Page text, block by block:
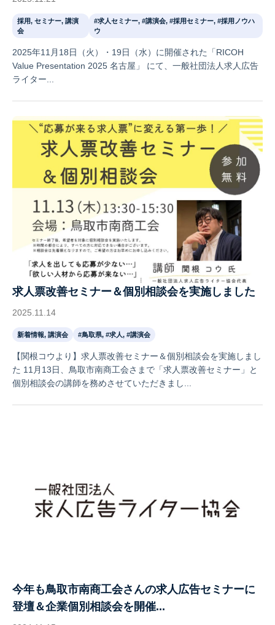
採用, セミナー, 講演
会
#求人セミナー, #講演会, #採用セミナー, #採用ノウハ
ウ
2025年11月18日（火）・19日（水）に開催された「RICOH
Value Presentation 2025 名古屋」 にて、一般社団法人求人広告
ライター...
求人票改善セミナー＆個別相談会を実施しました
2025.11.14
新着情報, 講演会 #鳥取県, #求人, #講演会
【関根コウより】求人票改善セミナー＆個別相談会を実施しまし
た 11月13日、鳥取市南商工会さまで「求人票改善セミナー」と
個別相談会の講師を務めさせていただきまし...
今年も鳥取市南商工会さんの求人広告セミナーに
登壇＆企業個別相談会を開催...